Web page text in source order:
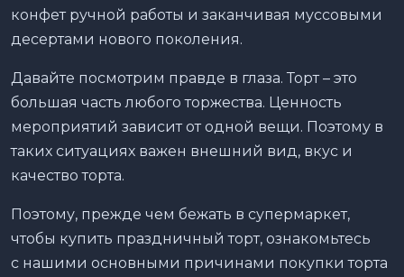
конфет ручной работы и заканчивая муссовыми
десертами нового поколения.
Давайте посмотрим правде в глаза. Торт – это
большая часть любого торжества. Ценность
мероприятий зависит от одной вещи. Поэтому в
таких ситуациях важен внешний вид, вкус и
качество торта.
Поэтому, прежде чем бежать в супермаркет,
чтобы купить праздничный торт, ознакомьтесь
с нашими основными причинами покупки торта